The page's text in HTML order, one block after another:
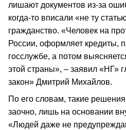
лишают документов из-за
когда-то вписали «не ту
гражданство. «Человек на
России, оформляет кредиты,
госслужбе, а потом
этой страны», – заявил «НГ»
закон» Дмитрий Михайлов.
По его словам, такие
заочно, лишь на основании
«Людей даже не